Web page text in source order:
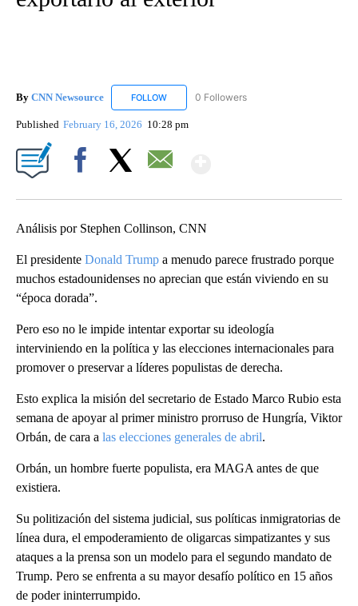
By CNN Newsource FOLLOW FOLLOW "CNN NEWSOURCE" TO RECEIVE
0 Followers
Published February 16, 2026 10:28 pm
Análisis por Stephen Collinson, CNN
El presidente Donald Trump a menudo parece frustrado porque
muchos estadounidenses no aprecian que están viviendo en su
“época dorada”.
Pero eso no le impide intentar exportar su ideología
interviniendo en la política y las elecciones internacionales para
promover o preservar a líderes populistas de derecha.
Esto explica la misión del secretario de Estado Marco Rubio esta
semana de apoyar al primer ministro prorruso de Hungría, Viktor
Orbán, de cara a las elecciones generales de abril.
Orbán, un hombre fuerte populista, era MAGA antes de que
existiera.
Su politización del sistema judicial, sus políticas inmigratorias de
línea dura, el empoderamiento de oligarcas simpatizantes y sus
ataques a la prensa son un modelo para el segundo mandato de
Trump. Pero se enfrenta a su mayor desafío político en 15 años
de poder ininterrumpido.